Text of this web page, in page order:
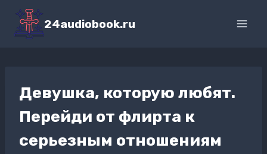
Перейти
содержимому
24audiobook.ru
Девушка, которую любят.
Перейди от флирта к
серьезным отношениям